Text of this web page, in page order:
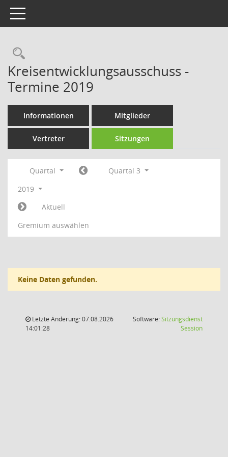
Toggle navigation
Rechercheauswahl
Kreisentwicklungsausschuss -
Termine 2019
Informationen Mitglieder
Vertreter Sitzungen
Quartal
Quartal 3
2019
Aktuell
Gremium auswählen
Keine Daten gefunden.
Letzte Änderung: 07.08.2026
14:01:28
Software:Sitzungsdienst
Session(Wird in